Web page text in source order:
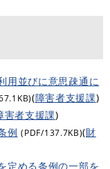
用並びに意思疎通に
(障害者支援課)
害者支援課)
例 (PDF/137.7KB)(財
定める条例の一部を